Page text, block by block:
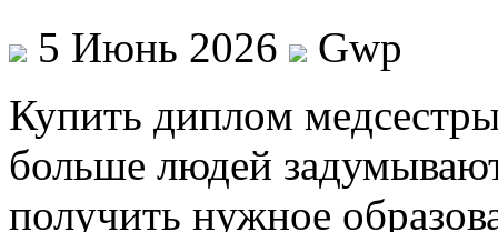
5 Июнь 2026
Gwp
Купить диплoм
больше людей
получить нужное